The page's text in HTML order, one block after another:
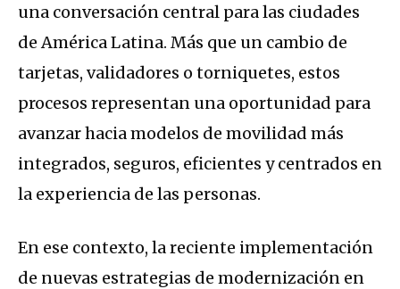
una conversación central para las ciudades
de América Latina. Más que un cambio de
tarjetas, validadores o torniquetes, estos
procesos representan una oportunidad para
avanzar hacia modelos de movilidad más
integrados, seguros, eficientes y centrados en
la experiencia de las personas.
En ese contexto, la reciente implementación
de nuevas estrategias de modernización en